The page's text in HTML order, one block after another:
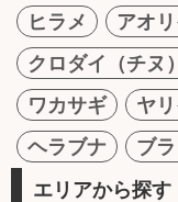
ヒラメ
アオ
クロダイ（チヌ）
ワカサギ
ヤ
ヘラブナ
ブ
エリアから探す